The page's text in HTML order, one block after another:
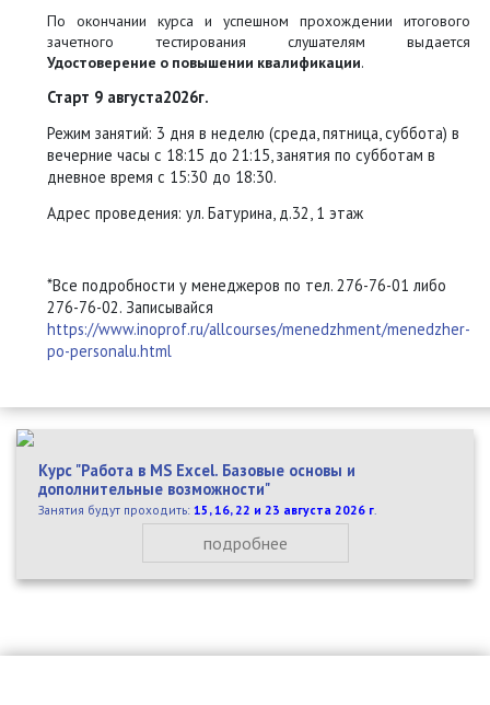
По окончании курса и успешном прохождении итогового
зачетного тестирования слушателям выдается
Удостоверение о повышении квалификации.
Старт 9 августа2026г.
Режим занятий: 3 дня в неделю (среда, пятница, суббота) в
вечерние часы с 18:15 до 21:15, занятия по субботам в
дневное время с 15:30 до 18:30.
Адрес проведения: ул. Батурина, д.32, 1 этаж
*Все подробности у менеджеров по тел. 276-76-01 либо
276-76-02. Записывайся
https://www.inoprof.ru/allcourses/menedzhment/menedzher-
po-personalu.html
Курс "Работа в MS Excel. Базовые основы и
дополнительные возможности"
Занятия будут проходить: 15, 16, 22 и 23 августа 2026 г.
подробнее